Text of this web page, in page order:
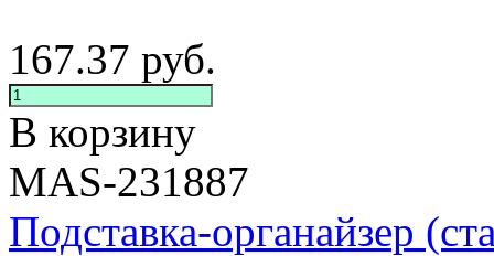
167.37 руб.
В корзину
MAS-231887
Подставка-органайзер